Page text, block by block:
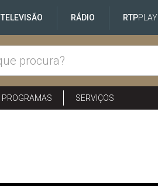
TELEVISÃO RÁDIO RTPPLAY
PROGRAMAS SERVIÇOS